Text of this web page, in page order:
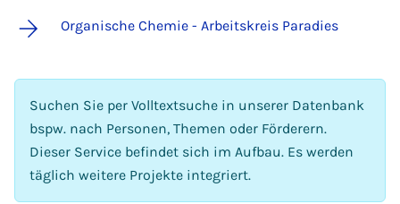
Organische Chemie - Arbeitskreis Paradies
Suchen Sie per Volltextsuche in unserer Datenbank
bspw. nach Personen, Themen oder Förderern.
Dieser Service befindet sich im Aufbau. Es werden
täglich weitere Projekte integriert.